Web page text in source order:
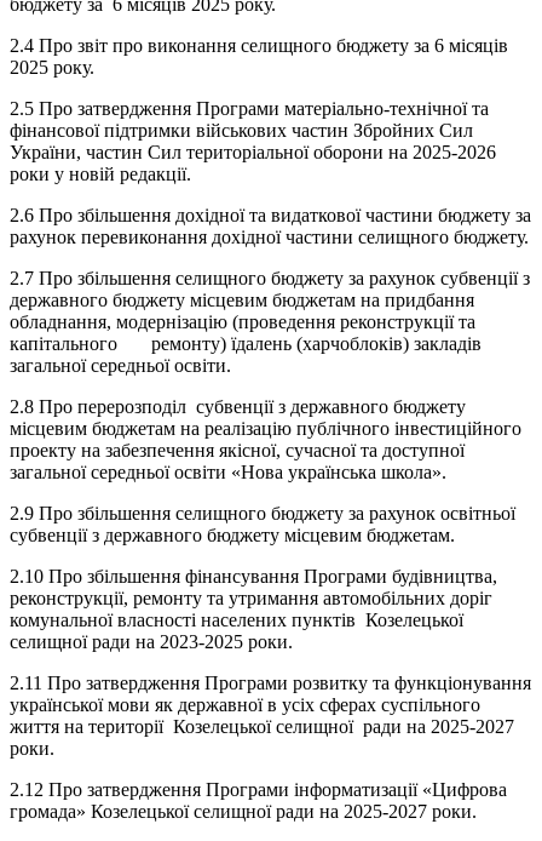
бюджету за 6 місяців 2025 року.
2.4 Про звіт про виконання селищного бюджету за 6 місяців
2025 року.
2.5 Про затвердження Програми матеріально-технічної та
фінансової підтримки військових частин Збройних Сил
України, частин Сил територіальної оборони на 2025-2026
роки у новій редакції.
2.6 Про збільшення дохідної та видаткової частини бюджету за
рахунок перевиконання дохідної частини селищного бюджету.
2.7 Про збільшення селищного бюджету за рахунок субвенції з
державного бюджету місцевим бюджетам на придбання
обладнання, модернізацію (проведення реконструкції та
капітального ремонту) їдалень (харчоблоків) закладів
загальної середньої освіти.
2.8 Про перерозподіл субвенції з державного бюджету
місцевим бюджетам на реалізацію публічного інвестиційного
проекту на забезпечення якісної, сучасної та доступної
загальної середньої освіти «Нова українська школа».
2.9 Про збільшення селищного бюджету за рахунок освітньої
субвенції з державного бюджету місцевим бюджетам.
2.10 Про збільшення фінансування Програми будівництва,
реконструкції, ремонту та утримання автомобільних доріг
комунальної власності населених пунктів Козелецької
селищної ради на 2023-2025 роки.
2.11 Про затвердження Програми розвитку та функціонування
української мови як державної в усіх сферах суспільного
життя на території Козелецької селищної ради на 2025-2027
роки.
2.12 Про затвердження Програми інформатизації «Цифрова
громада» Козелецької селищної ради на 2025-2027 роки.